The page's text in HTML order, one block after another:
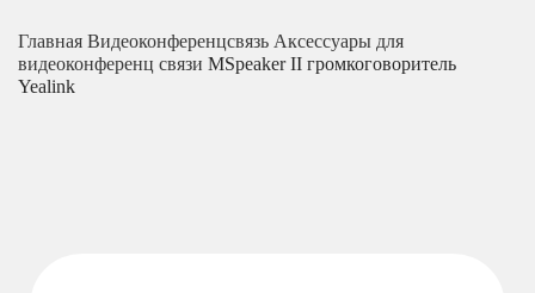
Главная Видеоконференцсвязь Аксессуары для
видеоконференц связи MSpeaker II громкоговоритель
Yealink